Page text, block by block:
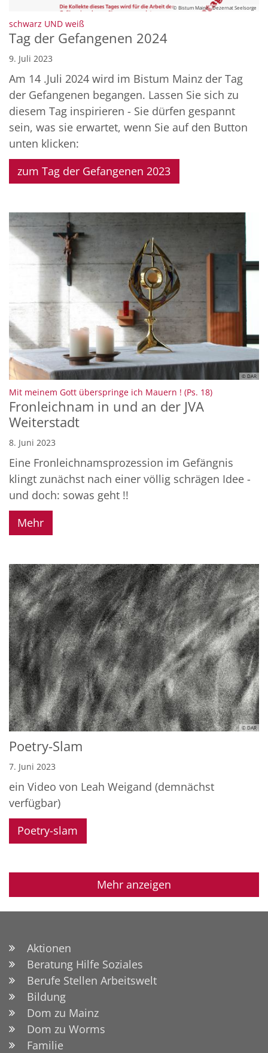
© Bistum Mainz - Dezernat Seelsorge
schwarz UND weiß
Tag der Gefangenen 2024
9. Juli 2023
Am 14 .Juli 2024 wird im Bistum Mainz der Tag
der Gefangenen begangen. Lassen Sie sich zu
diesem Tag inspirieren - Sie dürfen gespannt
sein, was sie erwartet, wenn Sie auf den Button
unten klicken:
zum Tag der Gefangenen 2023
© DAR
Mit meinem Gott überspringe ich Mauern ! (Ps. 18):
Fronleichnam in und an der JVA
Weiterstadt
8. Juni 2023
Eine Fronleichnamsprozession im Gefängnis
klingt zunächst nach einer völlig schrägen Idee -
und doch: sowas geht !!
Mehr
© DAR
Poetry-Slam
7. Juni 2023
ein Video von Leah Weigand (demnächst
verfügbar)
Poetry-slam
Mehr anzeigen
Aktionen
Beratung Hilfe Soziales
Berufe Stellen Arbeitswelt
Bildung
Dom zu Mainz
Dom zu Worms
Familie